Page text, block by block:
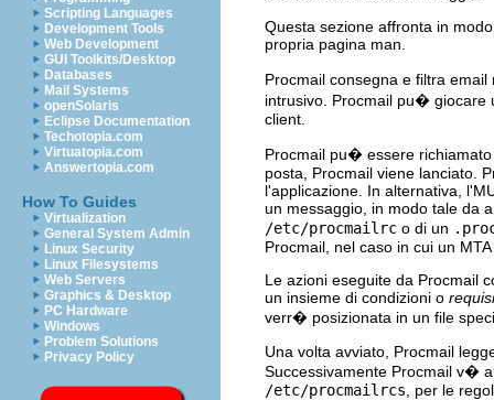
Scripting Languages
Development Tools
Web Development
GUI Toolkits/Desktop
Databases
Mail Systems
openSolaris
Eclipse Documentation
Techotopia.com
Virtuatopia.com
Answertopia.com
How To Guides
Virtualization
General System Admin
Linux Security
Linux Filesystems
Web Servers
Graphics & Desktop
PC Hardware
Windows
Problem Solutions
Privacy Policy
Questa sezione affronta in
propria pagina man.
Procmail consegna e filtra
intrusivo. Procmail pu� giocare
client.
Procmail pu� essere
posta, Procmail viene lanciato.
l'applicazione. In alternativa,
un messaggio, in modo tale da
/etc/procmailrc o di un
Procmail, nel caso in cui un
Le azioni eseguite da Procmail
un insieme di condizioni o
verr� posizionata in un file
Una volta avviato, Procmail
Successivamente Procmail v�
/etc/procmailrcs , per le